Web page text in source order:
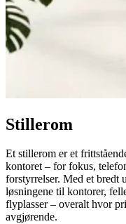
Stillerom
Et stillerom er et
kontoret – for fokus,
forstyrrelser. Med et bredt
løsningene til kontorer,
flyplasser – overalt hvor
avgjørende.